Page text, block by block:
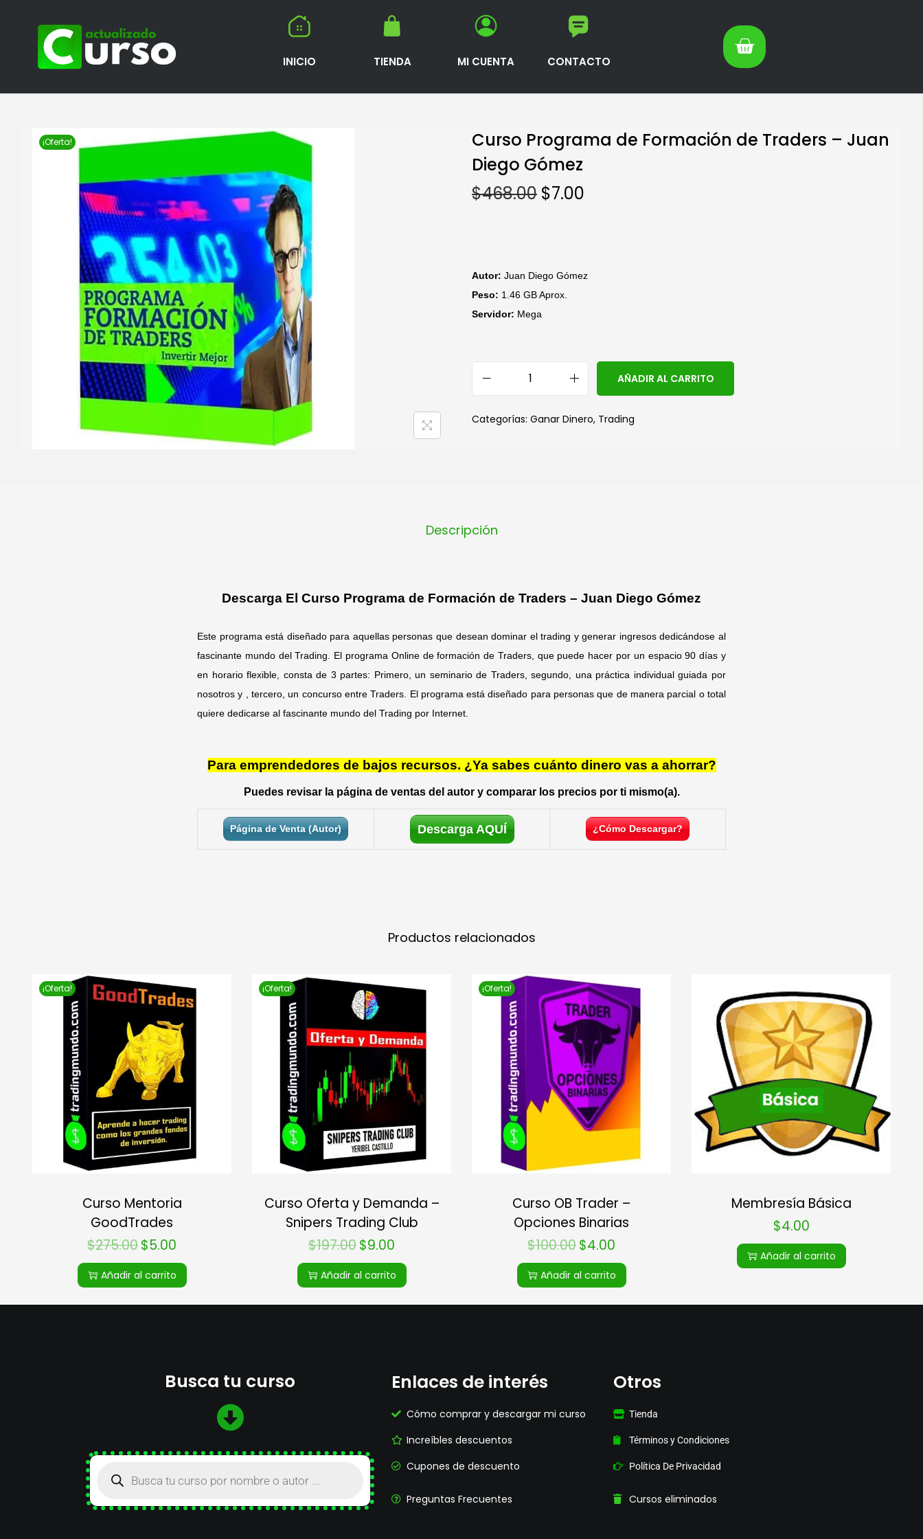
INICIO TIENDA MI CUENTA CONTACTO
¡Oferta!
Curso Programa de Formación de Traders – Juan
Diego Gómez
$468.00 $7.00
Autor: Juan Diego Gómez
Peso: 1.46 GB Aprox.
Servidor: Mega
AÑADIR AL CARRITO
Categorías: Ganar Dinero, Trading
Descripción
Descarga El Curso Programa de Formación de Traders – Juan Diego Gómez
Este programa está diseñado para aquellas personas que desean dominar el trading y generar ingresos dedicándose al
fascinante mundo del Trading. El programa Online de formación de Traders, que puede hacer por un espacio 90 días y
en horario flexible, consta de 3 partes: Primero, un seminario de Traders, segundo, una práctica individual guiada por
nosotros y , tercero, un concurso entre Traders. El programa está diseñado para personas que de manera parcial o total
quiere dedicarse al fascinante mundo del Trading por Internet.
Para emprendedores de bajos recursos. ¿Ya sabes cuánto dinero vas a ahorrar?
Puedes revisar la página de ventas del autor y comparar los precios por ti mismo(a).
Página de Venta (Autor) Descarga AQUÍ ¿Cómo Descargar?
Productos relacionados
¡Oferta!
Curso Mentoria
GoodTrades
$275.00$5.00
Añadir al carrito
¡Oferta!
Curso Oferta y Demanda –
Snipers Trading Club
$197.00$9.00
Añadir al carrito
¡Oferta!
Curso OB Trader –
Opciones Binarias
$100.00$4.00
Añadir al carrito
Membresía Básica
$4.00
Añadir al carrito
Busca tu curso Enlaces de interés
Cómo comprar y descargar mi curso
Increíbles descuentos
Cupones de descuento
Preguntas Frecuentes
Otros
Tienda
Términos y Condiciones
Política De Privacidad
Cursos eliminados